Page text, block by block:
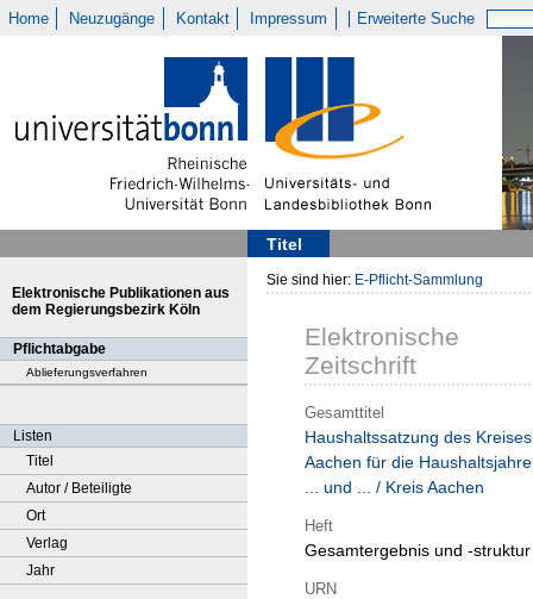
Home Neuzugänge Kontakt Impressum Erweiterte Suche
Titel
Elektronische Publikationen aus
dem Regierungsbezirk Köln
Pflichtabgabe
Ablieferungsverfahren
Listen
Titel
Autor / Beteiligte
Ort
Verlag
Jahr
Sie sind hier: E-Pflicht-Sammlung
Elektronische
Zeitschrift
Gesamttitel
Haushaltssatzung des Kreises
Aachen für die Haushaltsjahre
... und ... / Kreis Aachen
Heft
Gesamtergebnis und -struktur
URN